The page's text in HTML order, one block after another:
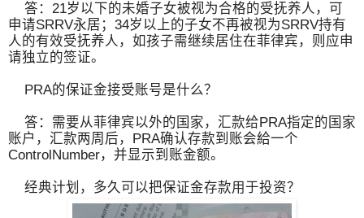
答：21岁以下的未婚子女被视为合格的受抚养人，可
申请SRRV永居；34岁以上的子女不再被视为SRRV持有
人的有效受抚养人，如孩子需继续居住在菲律宾，则应申
请独立的签证。
PRA的保证金接受账号是什么？
答：需要从菲律宾以外的国家，汇款给PRA指定的国家
账户，汇款两周后，PRA确认存款到账会給一个
ControlNumber，并显示到账金额。
经典计划，多久可以把保证金存款用于投资？